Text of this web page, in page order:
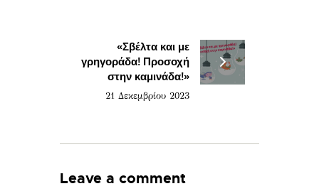
«Σβέλτα και με
γρηγοράδα! Προσοχή
στην καμινάδα!»
21 Δεκεμβρίου 2023
Leave a comment